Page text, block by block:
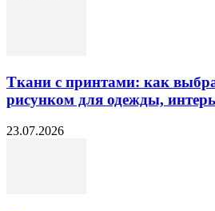
Ткани с принтами: как
рисунком для одежды,
23.07.2026